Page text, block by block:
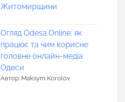
Житомирщини
Огляд Odesa.Online: як
працює та чим корисне
головне онлайн-медіа
Одеси
Автор: Maksym Korolov